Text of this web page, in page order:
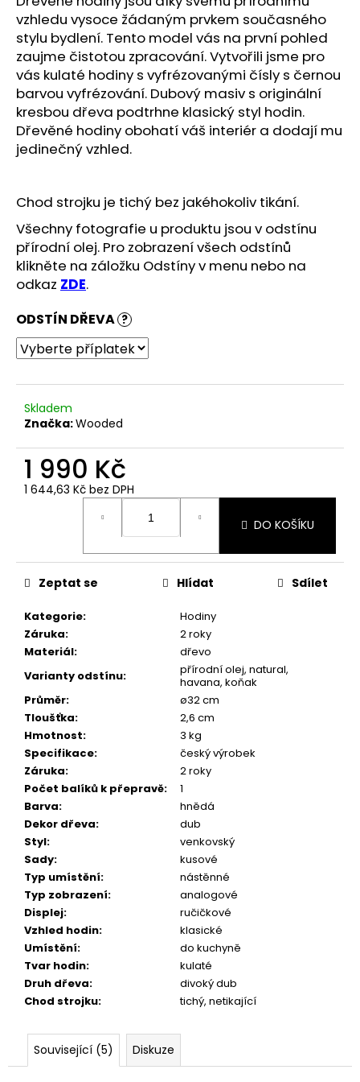
vzhledu vysoce žádaným prvkem současného
stylu bydlení. Tento model vás na první pohled
zaujme čistotou zpracování. Vytvořili jsme pro
vás kulaté hodiny s vyfrézovanými čísly s černou
barvou vyfrézování. Dubový masiv s originální
kresbou dřeva podtrhne klasický styl hodin.
Dřevěné hodiny obohatí váš interiér a dodají mu
jedinečný vzhled.
Chod strojku je tichý bez jakéhokoliv tikání.
Všechny fotografie u produktu jsou v odstínu
přírodní olej. Pro zobrazení všech odstínů
klikněte na záložku Odstíny v menu nebo na
odkaz ZDE.
ODSTÍN DŘEVA ?
Skladem
Značka:Wooded
1 990 Kč
1 644,63 Kč bez DPH
DO KOŠÍKU
Kategorie:
Hodiny
Záruka:
2 roky
Materiál:
dřevo
Varianty odstínu:
přírodní olej, natural,
havana, koňak
Průměr:
ø32 cm
Tloušťka:
2,6 cm
Hmotnost:
3 kg
Specifikace:
český výrobek
Záruka:
2 roky
Počet balíků k přepravě:
1
Barva:
hnědá
Dekor dřeva:
dub
Styl:
venkovský
Sady:
kusové
Typ umístění:
nástěnné
Typ zobrazení:
analogové
Displej:
ručičkové
Vzhled hodin:
klasické
Umístění:
do kuchyně
Tvar hodin:
kulaté
Druh dřeva:
divoký dub
Chod strojku: tichý, netikající
Zeptat se Hlídat Sdílet
Související (5) Diskuze
u
j
e
m
e